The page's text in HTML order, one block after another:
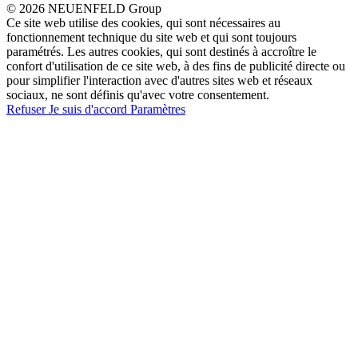
© 2026 NEUENFELD Group
Ce site web utilise des cookies, qui sont nécessaires au
fonctionnement technique du site web et qui sont toujours
paramétrés. Les autres cookies, qui sont destinés à accroître le
confort d'utilisation de ce site web, à des fins de publicité directe ou
pour simplifier l'interaction avec d'autres sites web et réseaux
sociaux, ne sont définis qu'avec votre consentement.
RefuserJe suis d'accord Paramètres